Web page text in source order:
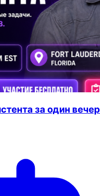
за один вечер